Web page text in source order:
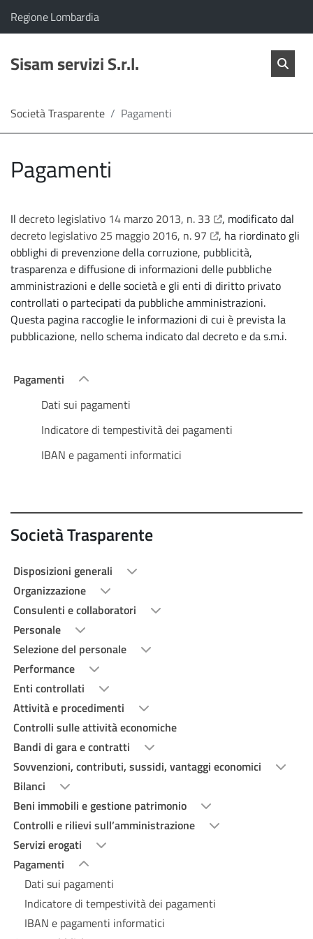
Home
Servizi
diretta
Il comune di Sisam servizi S.r.l. appartiene a:
Regione Lombardia(Apre il link in una nuova scheda)
Sisam servizi S.r.l. salta
Società Trasparente Pagamenti
Pagamenti
Il decreto legislativo 14 marzo 2013, n. 33 apre il link in una
, modificato dal
decreto legislativo 25 maggio 2016, n. 97 apre il link in una
, ha riordinato gli
obblighi di prevenzione della corruzione, pubblicità,
trasparenza e diffusione di informazioni delle pubbliche
amministrazioni e delle società e gli enti di diritto privato
controllati o partecipati da pubbliche amministrazioni.
Questa pagina raccoglie le informazioni di cui è prevista la
pubblicazione, nello schema indicato dal decreto e da s.m.i.
Pagamenti
Dati sui pagamenti
Indicatore di tempestività dei pagamenti
IBAN e pagamenti informatici
Società Trasparente
Disposizioni generali
Organizzazione
Consulenti e collaboratori
Personale
Selezione del personale
Performance
Enti controllati
Attività e procedimenti
Controlli sulle attività economiche
Bandi di gara e contratti
Sovvenzioni, contributi, sussidi, vantaggi economici
Bilanci
Beni immobili e gestione patrimonio
Controlli e rilievi sull’amministrazione
Servizi erogati
Pagamenti
Dati sui pagamenti
Indicatore di tempestività dei pagamenti
IBAN e pagamenti informatici